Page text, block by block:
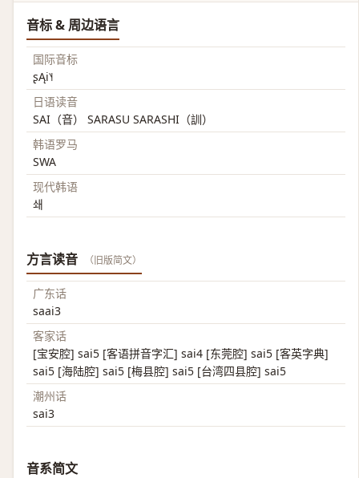
音标 & 周边语言
国际音标
ʂĄi˥˧
日语读音
SAI（音） SARASU SARASHI（訓）
韩语罗马
SWA
现代韩语
쇄
方言读音 （旧版简文）
广东话
saai3
客家话
[宝安腔] sai5 [客语拼音字汇] sai4 [东莞腔] sai5 [客英字典]
sai5 [海陆腔] sai5 [梅县腔] sai5 [台湾四县腔] sai5
潮州话
sai3
音系简文